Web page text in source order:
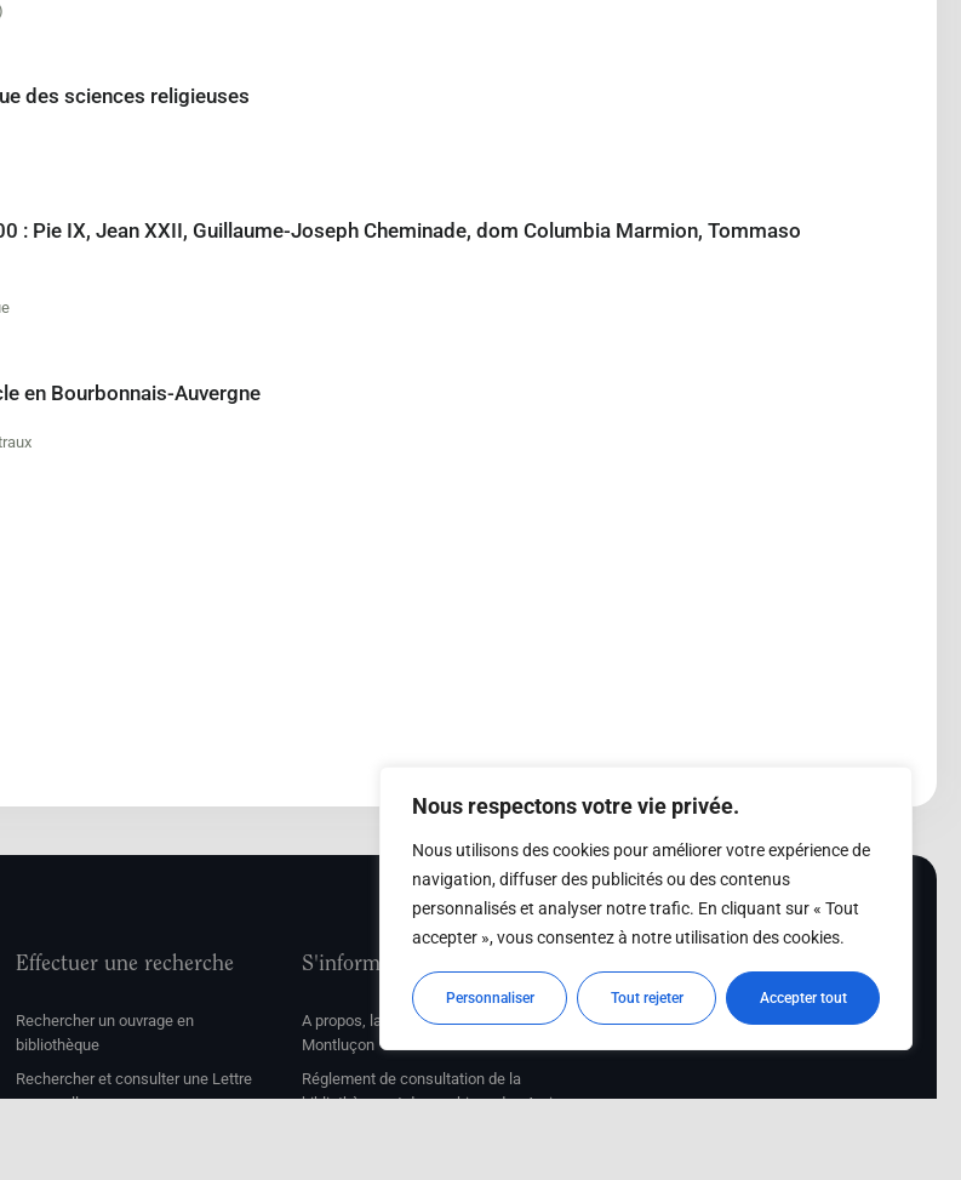
Nous respectons votre vie privée.
Nous utilisons des cookies pour améliorer votre expérience de
navigation, diffuser des publicités ou des contenus
personnalisés et analyser notre trafic. En cliquant sur « Tout
accepter », vous consentez à notre utilisation des cookies.
Personnaliser Tout rejeter Accepter tout
des sciences religieuses
: Pie IX, Jean XXII, Guillaume-Joseph Cheminade, dom Columbia Marmion, Tommaso
en Bourbonnais-Auvergne
Effectuer une recherche
Rechercher un ouvrage en
bibliothèque
Rechercher et consulter une Lettre
mensuelle
S'informer
A propos, la société Les Amis de
Montluçon
Réglement de consultation de la
bibliothèque et des archives des Amis
Adhésion